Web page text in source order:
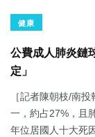
健康
公費成人肺炎鏈
定」
［記者陳朝枝/南
一，約占27%，且
年位居國人十大死